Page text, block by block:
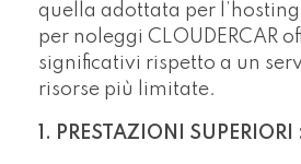
quella adottata per
per noleggi CLOUDERCAR
significativi rispetto a un
risorse più limitate.
1. PRESTAZIONI SUPERIORI :